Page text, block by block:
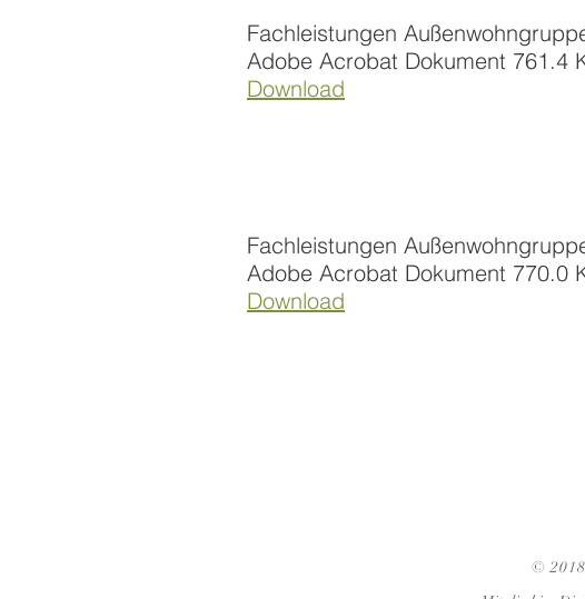
Fachleistungen
Adobe Acrobat Dokument 761.4
Download
Fachleistungen
Adobe Acrobat Dokument 770.0
Download
©